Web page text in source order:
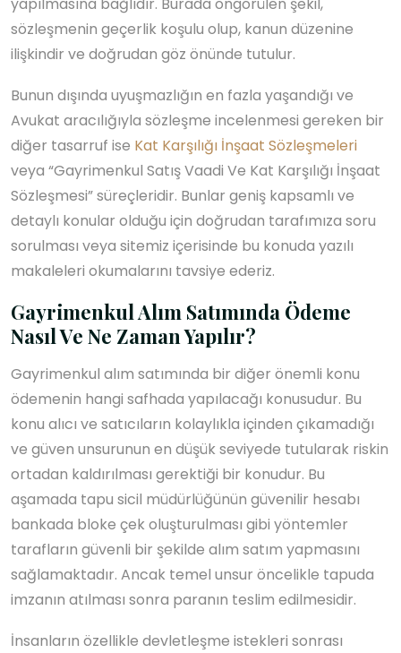
yapılmasına bağlıdır. Burada öngörülen şekil,
sözleşmenin geçerlik koşulu olup, kanun düzenine
ilişkindir ve doğrudan göz önünde tutulur.
Bunun dışında uyuşmazlığın en fazla yaşandığı ve
Avukat aracılığıyla sözleşme incelenmesi gereken bir
diğer tasarruf ise Kat Karşılığı İnşaat Sözleşmeleri
veya “Gayrimenkul Satış Vaadi Ve Kat Karşılığı İnşaat
Sözleşmesi” süreçleridir. Bunlar geniş kapsamlı ve
detaylı konular olduğu için doğrudan tarafımıza soru
sorulması veya sitemiz içerisinde bu konuda yazılı
makaleleri okumalarını tavsiye ederiz.
Gayrimenkul Alım Satımında Ödeme
Nasıl Ve Ne Zaman Yapılır?
Gayrimenkul alım satımında bir diğer önemli konu
ödemenin hangi safhada yapılacağı konusudur. Bu
konu alıcı ve satıcıların kolaylıkla içinden çıkamadığı
ve güven unsurunun en düşük seviyede tutularak riskin
ortadan kaldırılması gerektiği bir konudur. Bu
aşamada tapu sicil müdürlüğünün güvenilir hesabı
bankada bloke çek oluşturulması gibi yöntemler
tarafların güvenli bir şekilde alım satım yapmasını
sağlamaktadır. Ancak temel unsur öncelikle tapuda
imzanın atılması sonra paranın teslim edilmesidir.
İnsanların özellikle devletleşme istekleri sonrası